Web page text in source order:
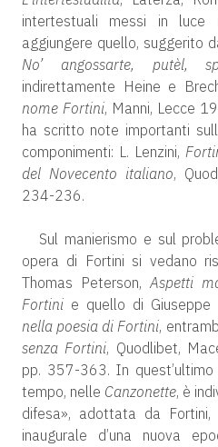
intertestuali messi in luce
aggiungere quello, suggerito
No’ angossarte, putèl,
indirettamente Heine e
nome Fortini, Manni, Lecce
ha scritto note importanti
componimenti: L. Lenzini,
del Novecento italiano,
234-236.
Sul manierismo e sul
opera di Fortini si vedano
Thomas Peterson, Aspetti
Fortini e quello di Giuseppe
nella poesia di Fortini,
senza Fortini, Quodlibet,
pp. 357-363. In
tempo, nelle Canzonette, è
difesa», adottata da
inaugurale d’una nuova